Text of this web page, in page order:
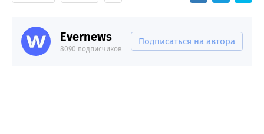
Evernews
8090 подписчиков
Подписаться на автора